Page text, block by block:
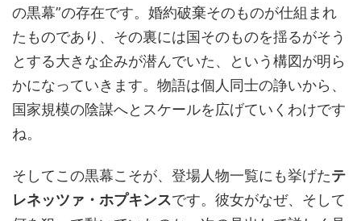
の黒幕”の存在です。婚約破棄そのものが仕組まれ
たものであり、その裏には国そのものを揺るがそう
とする大きな企みが潜んでいた、という構図が明ら
かになっていきます。物語は個人同士の諍いから、
国家規模の陰謀へとスケールを広げていくわけです
ね。
そしてこの黒幕こそが、登場人物一覧にも挙げたテ
レネッツァ・ホプキンスです。彼女がなぜ、そして